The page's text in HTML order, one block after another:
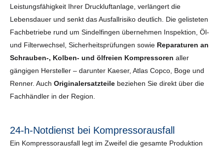
Leistungsfähigkeit Ihrer Druckluftanlage, verlängert die
Lebensdauer und senkt das Ausfallrisiko deutlich. Die gelisteten
Fachbetriebe rund um Sindelfingen übernehmen Inspektion, Öl-
und Filterwechsel, Sicherheits­prüfungen sowie Reparaturen an
Schrauben-, Kolben- und ölfreien Kompressoren aller
gängigen Hersteller – darunter Kaeser, Atlas Copco, Boge und
Renner. Auch Originalersatzteile beziehen Sie direkt über die
Fachhändler in der Region.
24-h-Notdienst bei Kompressorausfall
Ein Kompressorausfall legt im Zweifel die gesamte Produktion